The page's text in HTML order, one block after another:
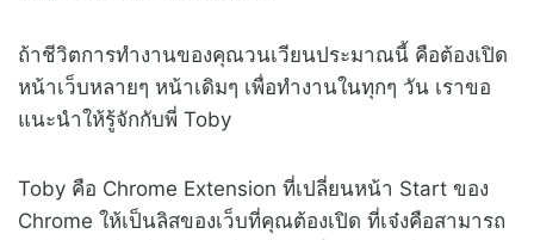
ถ้าชีวิตการทำงานของคุณวนเวียนประมาณนี้ คือต้องเปิด
หน้าเว็บหลายๆ หน้าเดิมๆ เพื่อทำงานในทุกๆ วัน เราขอ
แนะนำให้รู้จักกับพี่ Toby
Toby คือ Chrome Extension ที่เปลี่ยนหน้า Start ของ
Chrome ให้เป็นลิสของเว็บที่คุณต้องเปิด ที่เจ๋งคือสามารถ